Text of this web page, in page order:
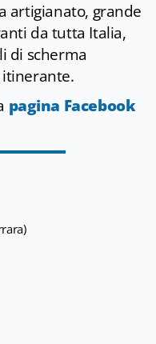
artigianato, grande
da tutta Italia,
di scherma
itinerante.
pagina Facebook